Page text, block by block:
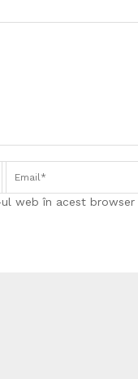
web în acest